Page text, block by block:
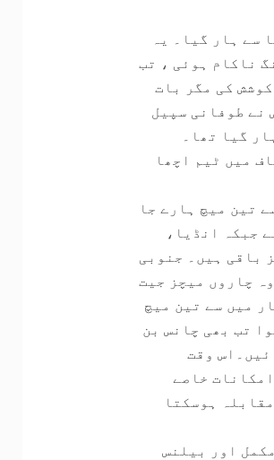
سے ہار گیا۔ یہ
ناکام ہوئی ، تب
کی مگر بات
ریاض نے طوفانی سپیل
گیا تھا۔
میں ٹیم اچھا
تین میچ ہارے جا
جبکہ انڈیا،
باقی ہیں۔ جنوبی
چاروں میچز جیت
میں سے تین میچ
تب بھی چانس بن
وقت
خاصے
ہوسکتا
اور بیلنس